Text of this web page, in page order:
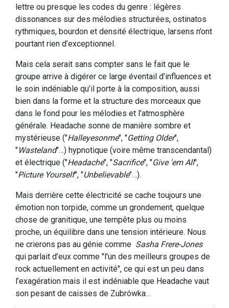
lettre ou presque les codes du genre : légères
dissonances sur des mélodies structurées, ostinatos
rythmiques, bourdon et densité électrique, larsens n’ont
pourtant rien d’exceptionnel.
Mais cela serait sans compter sans le fait que le
groupe arrive à digérer ce large éventail d’influences et
le soin indéniable qu’il porte à la composition, aussi
bien dans la forme et la structure des morceaux que
dans le fond pour les mélodies et l’atmosphère
générale. Headache sonne de manière sombre et
mystérieuse ("Halleyesonme", "Getting Older",
"Wasteland"…) hypnotique (voire même transcendantal)
et électrique ("Headache", "Sacrifice", "Give 'em All",
"Picture Yourself", "Unbelievable"…).
Mais derrière cette électricité se cache toujours une
émotion non torpide, comme un grondement, quelque
chose de granitique, une tempête plus ou moins
proche, un équilibre dans une tension intérieure. Nous
ne crierons pas au génie comme Sasha Frere-Jones
qui parlait d’eux comme "l'un des meilleurs groupes de
rock actuellement en activité", ce qui est un peu dans
l’exagération mais il est indéniable que Headache vaut
son pesant de caisses de Zubrówka…